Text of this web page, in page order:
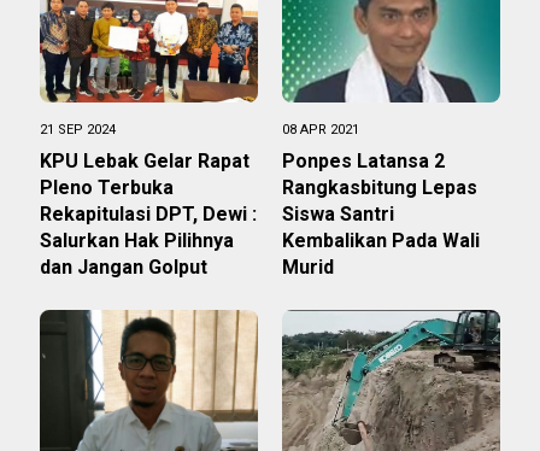
21 SEP 2024
KPU Lebak Gelar Rapat
Pleno Terbuka
Rekapitulasi DPT, Dewi :
Salurkan Hak Pilihnya
dan Jangan Golput
08 APR 2021
Ponpes Latansa 2
Rangkasbitung Lepas
Siswa Santri
Kembalikan Pada Wali
Murid